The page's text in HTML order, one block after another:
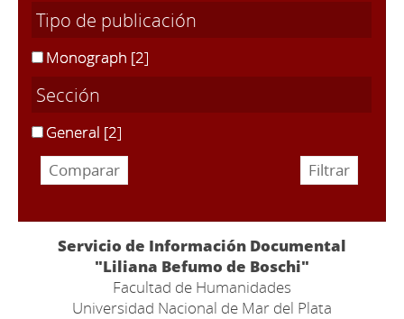
Tipo de publicación
Monograph [2]
Sección
General [2]
Servicio de Información Documental
"Liliana Befumo de Boschi"
Facultad de Humanidades
Universidad Nacional de Mar del Plata